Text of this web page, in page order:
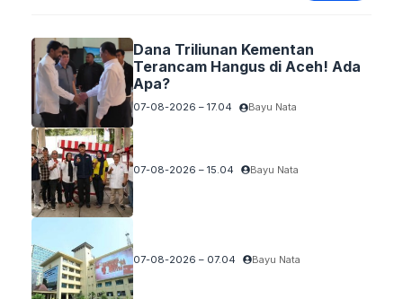
Dana Triliunan Kementan
Terancam Hangus di Aceh! Ada
Apa?
07-08-2026 – 17.04 Bayu Nata
07-08-2026 – 15.04 Bayu Nata
07-08-2026 – 07.04 Bayu Nata